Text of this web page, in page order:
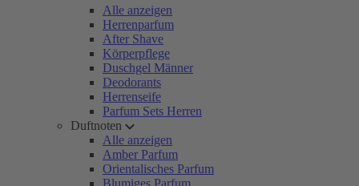
Alle anzeigen
Herrenparfum
After Shave
Körperpflege
Duschgel Männer
Deodorants
Herrenseife
Parfum Sets Herren
Duftnoten
Alle anzeigen
Amber Parfum
Orientalisches Parfum
Blumiges Parfum